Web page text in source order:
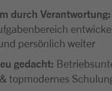
durch Verantwortung:
persönlich weiter
gedacht:
topmodernes